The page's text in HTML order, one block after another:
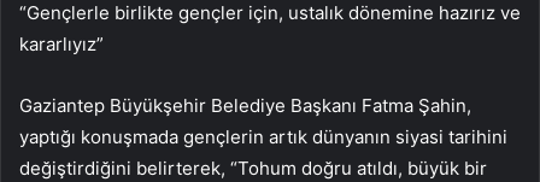
“Gençlerle birlikte gençler için, ustalık dönemine hazırız ve
kararlıyız”
Gaziantep Büyükşehir Belediye Başkanı Fatma Şahin,
yaptığı konuşmada gençlerin artık dünyanın siyasi tarihini
değiştirdiğini belirterek, “Tohum doğru atıldı, büyük bir